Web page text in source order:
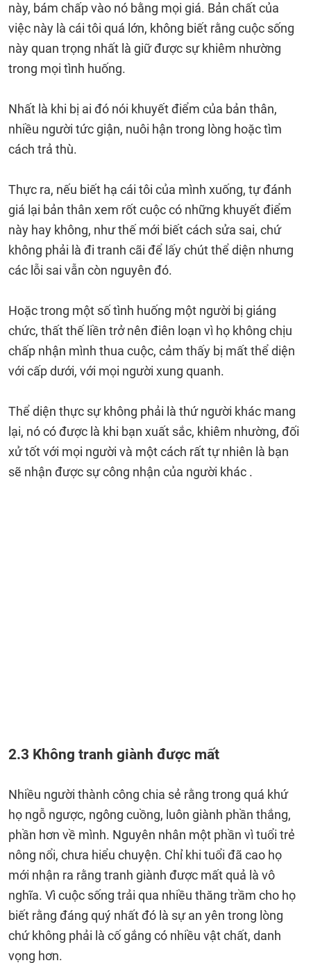
này, bám chấp vào nó bằng mọi giá. Bản chất của
việc này là cái tôi quá lớn, không biết rằng cuộc sống
này quan trọng nhất là giữ được sự khiêm nhường
trong mọi tình huống.
Nhất là khi bị ai đó nói khuyết điểm của bản thân,
nhiều người tức giận, nuôi hận trong lòng hoặc tìm
cách trả thù.
Thực ra, nếu biết hạ cái tôi của mình xuống, tự đánh
giá lại bản thân xem rốt cuộc có những khuyết điểm
này hay không, như thế mới biết cách sửa sai, chứ
không phải là đi tranh cãi để lấy chút thể diện nhưng
các lỗi sai vẫn còn nguyên đó.
Hoặc trong một số tình huống một người bị giáng
chức, thất thế liền trở nên điên loạn vì họ không chịu
chấp nhận mình thua cuộc, cảm thấy bị mất thể diện
với cấp dưới, với mọi người xung quanh.
Thể diện thực sự không phải là thứ người khác mang
lại, nó có được là khi bạn xuất sắc, khiêm nhường, đối
xử tốt với mọi người và một cách rất tự nhiên là bạn
sẽ nhận được sự công nhận của người khác .
2.3 Không tranh giành được mất
Nhiều người thành công chia sẻ rằng trong quá khứ
họ ngỗ ngược, ngông cuồng, luôn giành phần thắng,
phần hơn về mình. Nguyên nhân một phần vì tuổi trẻ
nông nổi, chưa hiểu chuyện. Chỉ khi tuổi đã cao họ
mới nhận ra rằng tranh giành được mất quả là vô
nghĩa. Vì cuộc sống trải qua nhiều thăng trầm cho họ
biết rằng đáng quý nhất đó là sự an yên trong lòng
chứ không phải là cố gắng có nhiều vật chất, danh
vọng hơn.